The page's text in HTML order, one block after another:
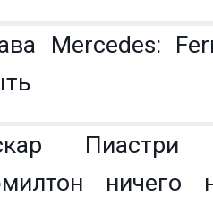
Mercedes:
Пиастри
ничего